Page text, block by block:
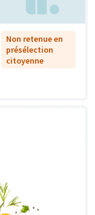
Non retenue en
présélection
citoyenne